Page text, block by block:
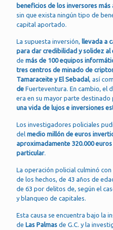
beneficios de los inversores más
sin que exista ningún tipo de
capital aportado.
La supuesta inversión, llevada a
para dar credibilidad y solidez al
de más de 100 equipos
tres centros de minado de
Tamaraceite y El Sebadal, así
de Fuerteventura. En cambio, el
era en su mayor parte
una vida de lujos e inversiones
Los investigadores policiales
del medio millón de euros
aproximadamente 320.000
particular.
La operación policial culminó
de los hechos, de 43 años de
de 63 por delitos de, según el
y blanqueo de capitales.
Esta causa se encuentra bajo la
de Las Palmas de G.C. y la